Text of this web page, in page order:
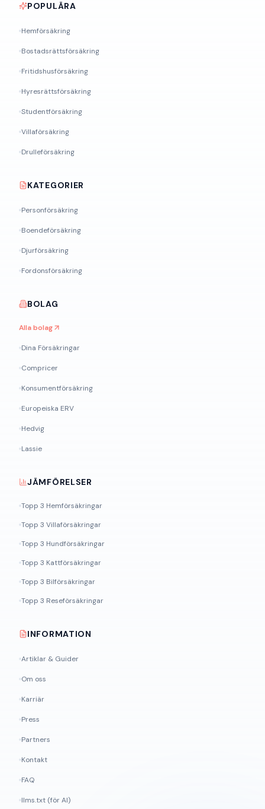
POPULÄRA
Hemförsäkring
Bostadsrättsförsäkring
Fritidshusförsäkring
Hyresrättsförsäkring
Studentförsäkring
Villaförsäkring
Drulleförsäkring
KATEGORIER
Personförsäkring
Boendeförsäkring
Djurförsäkring
Fordonsförsäkring
BOLAG
Alla bolag
Dina Försäkringar
Compricer
Konsumentförsäkring
Europeiska ERV
Hedvig
Lassie
JÄMFÖRELSER
Topp 3 Hemförsäkringar
Topp 3 Villaförsäkringar
Topp 3 Hundförsäkringar
Topp 3 Kattförsäkringar
Topp 3 Bilförsäkringar
Topp 3 Reseförsäkringar
INFORMATION
Artiklar & Guider
Om oss
Karriär
Press
Partners
Kontakt
FAQ
llms.txt (för AI)